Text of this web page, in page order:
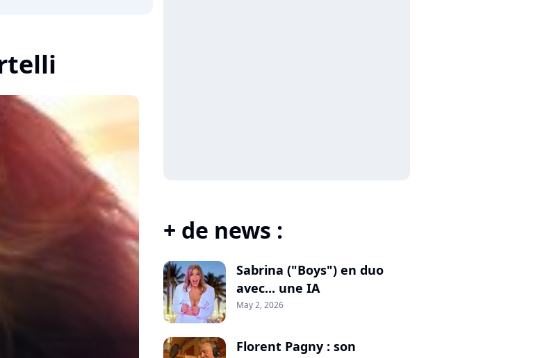
+ de news :
Sabrina ("Boys") en duo
avec... une IA
May 2, 2026
Florent Pagny : son